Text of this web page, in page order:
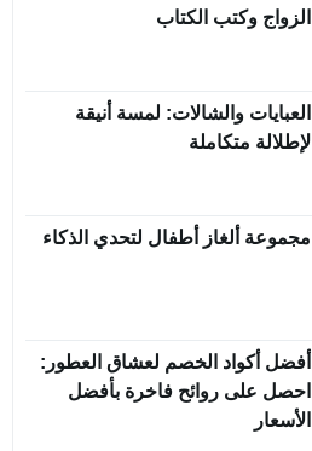
الزواج وكتب الكتاب
العبايات والشالات: لمسة أنيقة
لإطلالة متكاملة
مجموعة ألغاز أطفال لتحدي الذكاء
أفضل أكواد الخصم لعشاق العطور:
احصل على روائح فاخرة بأفضل
الأسعار